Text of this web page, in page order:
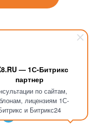
— 1С-Битрикс
партнер
по сайтам,
лицензиям 1С-
и Битрикс24
данных